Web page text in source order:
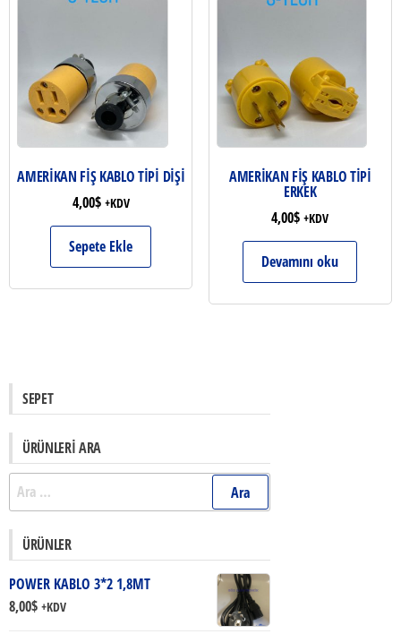
AMERİKAN FİŞ KABLO TİPİ DİŞİ
4,00$ +KDV
Sepete Ekle
AMERİKAN FİŞ KABLO TİPİ
ERKEK
4,00$ +KDV
Devamını oku
SEPET
ÜRÜNLERI ARA
Arama:
ÜRÜNLER
POWER KABLO 3*2 1,8MT
8,00$ +KDV